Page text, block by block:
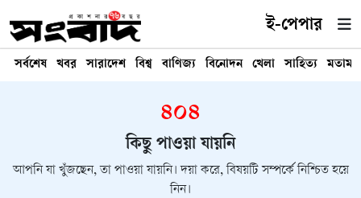
ই-পেপার
সর্বশেষ খবর সারাদেশ বিশ্ব বাণিজ্য বিনোদন খেলা সাহিত্য মতামত
৪০৪
কিছু পাওয়া যায়নি
আপনি যা খুঁজছেন, তা পাওয়া যায়নি। দয়া করে, বিষয়টি সম্পর্কে নিশ্চিত হয়ে
নিন।